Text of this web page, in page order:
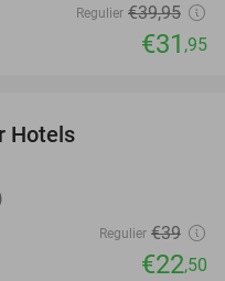
Regulier €39,95
€31 ,95
Hotels
Regulier €39
€22,50